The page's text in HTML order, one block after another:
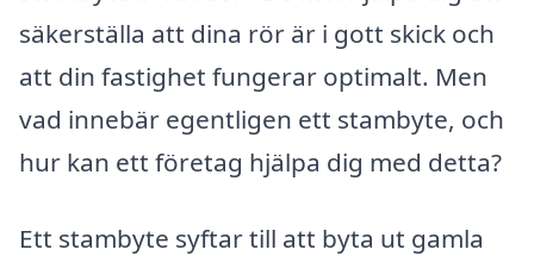
säkerställa att dina rör är i gott skick och
att din fastighet fungerar optimalt. Men
vad innebär egentligen ett stambyte, och
hur kan ett företag hjälpa dig med detta?
Ett stambyte syftar till att byta ut gamla